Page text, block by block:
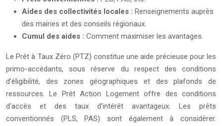
Aides des collectivités locales : Renseignements auprès
des mairies et des conseils régionaux.
Cumul des aides : Comment maximiser les avantages.
Le Prêt à Taux Zéro (PTZ) constitue une aide précieuse pour les
primo-accédants, sous réserve du respect des conditions
d’éligibilité, des zones géographiques et des plafonds de
ressources. Le Prêt Action Logement offre des conditions
d’accès et des taux d’intérêt avantageux. Les prêts
conventionnés (PLS, PAS) sont également à considérer.